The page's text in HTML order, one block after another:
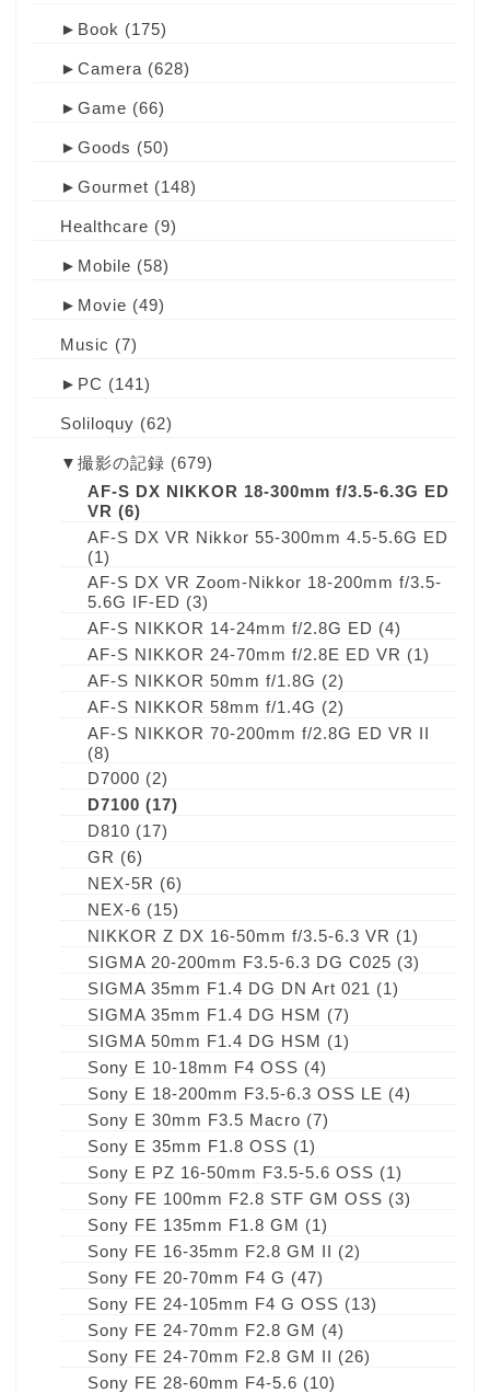
► Book (175)
► Camera (628)
► Game (66)
► Goods (50)
► Gourmet (148)
Healthcare (9)
► Mobile (58)
► Movie (49)
Music (7)
► PC (141)
Soliloquy (62)
▼ 撮影の記録 (679)
AF-S DX NIKKOR 18-300mm f/3.5-6.3G ED
VR (6)
AF-S DX VR Nikkor 55-300mm 4.5-5.6G ED
(1)
AF-S DX VR Zoom-Nikkor 18-200mm f/3.5-
5.6G IF-ED (3)
AF-S NIKKOR 14-24mm f/2.8G ED (4)
AF-S NIKKOR 24-70mm f/2.8E ED VR (1)
AF-S NIKKOR 50mm f/1.8G (2)
AF-S NIKKOR 58mm f/1.4G (2)
AF-S NIKKOR 70-200mm f/2.8G ED VR II
(8)
D7000 (2)
D7100 (17)
D810 (17)
GR (6)
NEX-5R (6)
NEX-6 (15)
NIKKOR Z DX 16-50mm f/3.5-6.3 VR (1)
SIGMA 20-200mm F3.5-6.3 DG C025 (3)
SIGMA 35mm F1.4 DG DN Art 021 (1)
SIGMA 35mm F1.4 DG HSM (7)
SIGMA 50mm F1.4 DG HSM (1)
Sony E 10-18mm F4 OSS (4)
Sony E 18-200mm F3.5-6.3 OSS LE (4)
Sony E 30mm F3.5 Macro (7)
Sony E 35mm F1.8 OSS (1)
Sony E PZ 16-50mm F3.5-5.6 OSS (1)
Sony FE 100mm F2.8 STF GM OSS (3)
Sony FE 135mm F1.8 GM (1)
Sony FE 16-35mm F2.8 GM II (2)
Sony FE 20-70mm F4 G (47)
Sony FE 24-105mm F4 G OSS (13)
Sony FE 24-70mm F2.8 GM (4)
Sony FE 24-70mm F2.8 GM II (26)
Sony FE 28-60mm F4-5.6 (10)